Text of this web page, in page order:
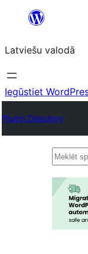
Pāriet
saturu
Latviešu valodā
Iegūstiet
Plugin Directory
Meklēt